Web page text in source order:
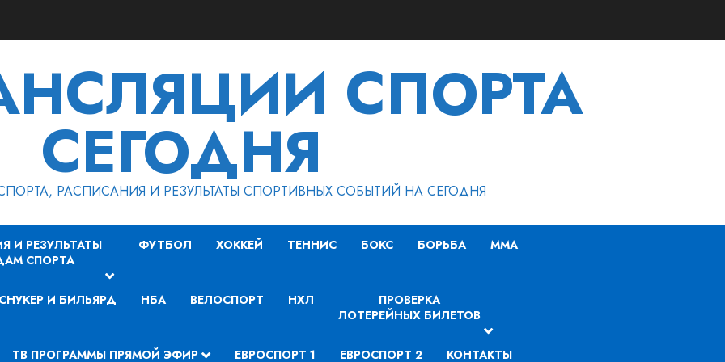
СПОРТА
СЕГОДНЯ
РАСПИСАНИЯ И РЕЗУЛЬТАТЫ СПОРТИВНЫХ СОБЫТИЙ НА СЕГОДНЯ
И РЕЗУЛЬТАТЫ
СПОРТА
ФУТБОЛ ХОККЕЙ ТЕННИС БОКС БОРЬБА MMA
СНУКЕР И БИЛЬЯРД НБА ВЕЛОСПОРТ НХЛ
ПРОВЕРКА
ЛОТЕРЕЙНЫХ БИЛЕТОВ
ТВ ПРОГРАММЫ ПРЯМОЙ ЭФИР ЕВРОСПОРТ 1 ЕВРОСПОРТ 2 КОНТАКТЫ